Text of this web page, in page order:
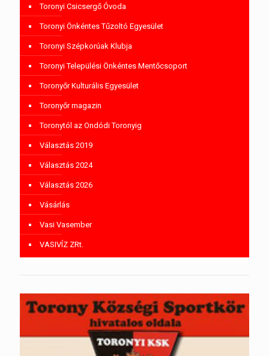
Toronyi Csicsergő Óvoda
Toronyi Önkéntes Tűzoltó Egyesület
Toronyi Szépkorúak Klubja
Toronyi Települési Önkéntes Mentőcsoport
Toronyőr Kulturális Egyesület
Toronyőr magazin
Toronytól az Ondódi Toronyig
Választás 2019
Választás 2024
Választás 2026
Vásárlás
Vasi Vasember
VASIVÍZ ZRt.